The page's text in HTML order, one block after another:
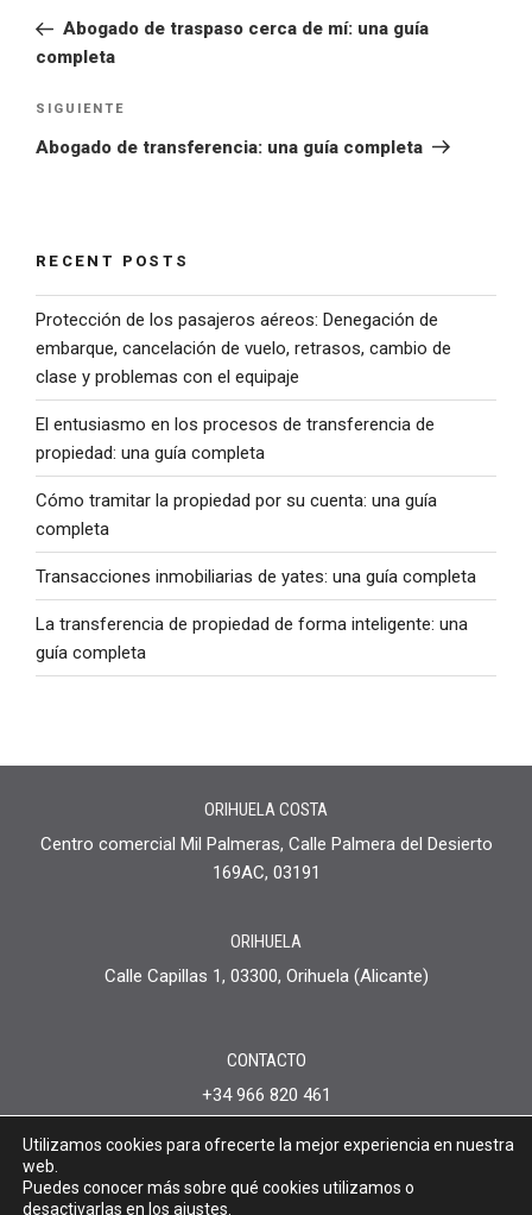
Abogado de traspaso cerca de mí: una guía
completa
SIGUIENTE
Abogado de transferencia: una guía completa
RECENT POSTS
Protección de los pasajeros aéreos: Denegación de
embarque, cancelación de vuelo, retrasos, cambio de
clase y problemas con el equipaje
El entusiasmo en los procesos de transferencia de
propiedad: una guía completa
Cómo tramitar la propiedad por su cuenta: una guía
completa
Transacciones inmobiliarias de yates: una guía completa
La transferencia de propiedad de forma inteligente: una
guía completa
ORIHUELA COSTA
Centro comercial Mil Palmeras, Calle Palmera del Desierto
169AC, 03191
ORIHUELA
Calle Capillas 1, 03300, Orihuela (Alicante)
CONTACTO
+34 966 820 461
Política de privacidad
Utilizamos cookies para ofrecerte la mejor experiencia en nuestra
web.
Puedes conocer más sobre qué cookies utilizamos o
desactivarlas en los ajustes